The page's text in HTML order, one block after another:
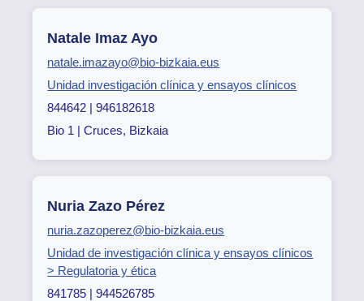
Natale Imaz Ayo
natale.imazayo@bio-bizkaia.eus
Unidad investigación clínica y ensayos clínicos
844642 | 946182618
Bio 1 | Cruces, Bizkaia
Nuria Zazo Pérez
nuria.zazoperez@bio-bizkaia.eus
Unidad de investigación clínica y ensayos clínicos
> Regulatoria y ética
841785 | 944526785